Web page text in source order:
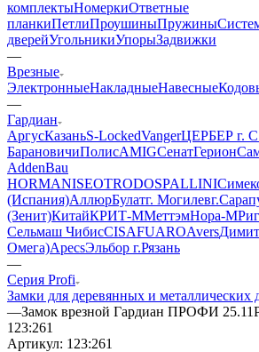
комплектыНомеркиОтветные
планкиПетлиПроушиныПружины
дверейУгольникиУпорыЗадвижки
—
Врезные
ЭлектронныеНакладныеНавесные
—
Гардиан
АргусКазаньS-LockedVangerЦЕРБЕР г.
БарановичиПолисAMIGСенатГерион
AddenBau
HORMANISEOTRODOSPALLINI
(Испания)АллюрБулатг. Могилев
(Зенит)КитайКРИТ-ММеттэмНора-М
Сельмаш ЧибисCISAFUAROAvers
Омега)ApecsЭльбор г.Рязань
—
Серия Profi
Замки для деревянных и металлических
—Замок врезной Гардиан ПРОФИ
123:261
Артикул: 123:261